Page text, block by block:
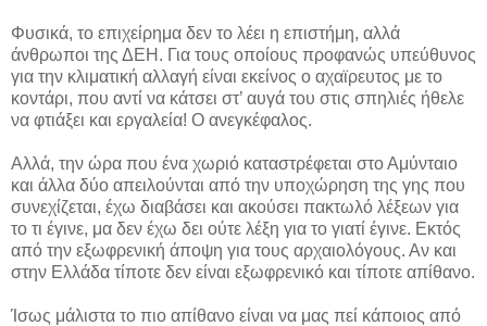
Φυσικά, το επιχείρημα δεν το λέει η επιστήμη, αλλά
άνθρωποι της ΔΕΗ. Για τους οποίους προφανώς υπεύθυνος
για την κλιματική αλλαγή είναι εκείνος ο αχαϊρευτος με το
κοντάρι, που αντί να κάτσει στ’ αυγά του στις σπηλιές ήθελε
να φτιάξει και εργαλεία! Ο ανεγκέφαλος.
Αλλά, την ώρα που ένα χωριό καταστρέφεται στο Αμύνταιο
και άλλα δύο απειλούνται από την υποχώρηση της γης που
συνεχίζεται, έχω διαβάσει και ακούσει πακτωλό λέξεων για
το τι έγινε, μα δεν έχω δει ούτε λέξη για το γιατί έγινε. Εκτός
από την εξωφρενική άποψη για τους αρχαιολόγους. Αν και
στην Ελλάδα τίποτε δεν είναι εξωφρενικό και τίποτε απίθανο.
Ίσως μάλιστα το πιο απίθανο είναι να μας πεί κάποιος από